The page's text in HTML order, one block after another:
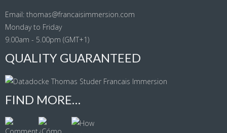
Email: thomas@francaisimmersion.com
Monday to Friday
9.00am - 5.00pm (GMT+1)
QUALITY GUARANTEED
FIND MORE…